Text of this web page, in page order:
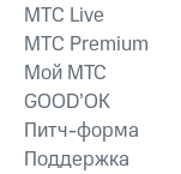
MTС Live
MTС Premium
Мой МТС
GOOD’OK
Питч-форма
Поддержка